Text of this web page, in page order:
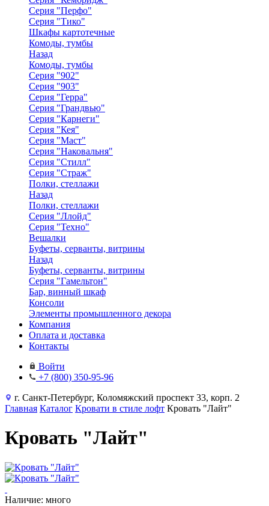
Серия "Перфо"
Серия "Тико"
Шкафы картотечные
Комоды, тумбы
Назад
Комоды, тумбы
Серия "902"
Серия "903"
Серия "Герра"
Серия "Грандвью"
Серия "Карнеги"
Серия "Кея"
Серия "Маст"
Серия "Наковальня"
Серия "Стилл"
Серия "Страж"
Полки, стеллажи
Назад
Полки, стеллажи
Серия "Ллойд"
Серия "Техно"
Вешалки
Буфеты, серванты, витрины
Назад
Буфеты, серванты, витрины
Серия "Гамельтон"
Бар, винный шкаф
Консоли
Элементы промышленного декора
Компания
Оплата и доставка
Контакты
Войти
+7 (800) 350-95-96
г. Санкт-Петербург, Коломяжский проспект 33, корп. 2
Главная Каталог Кровати в стиле лофт Кровать "Лайт"
Кровать "Лайт"
Наличие: много